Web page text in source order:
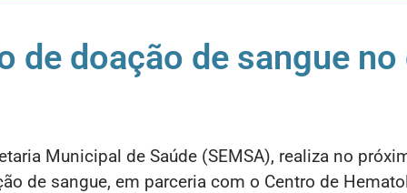
de doação de sangue no
Municipal de Saúde (SEMSA), realiza no
de sangue, em parceria com o Centro de